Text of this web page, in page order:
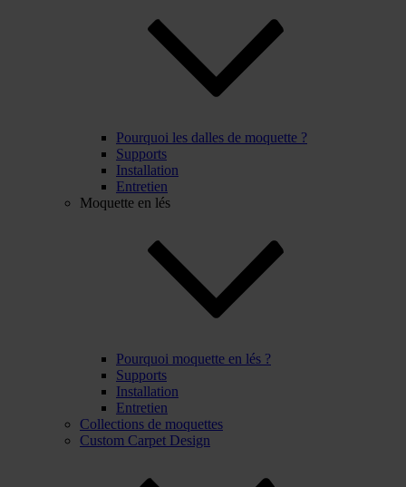
Pourquoi les dalles de moquette ?
Supports
Installation
Entretien
Moquette en lés
Pourquoi moquette en lés ?
Supports
Installation
Entretien
Collections de moquettes
Custom Carpet Design